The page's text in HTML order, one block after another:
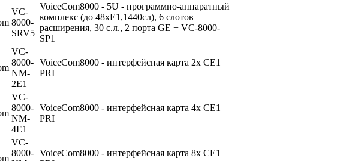
VC-
8000-
SRV5
VoiceCom8000 - 5U - программно-аппаратный
комплекс (до 48xE1,1440сл), 6 слотов
расширения, 30 с.л., 2 порта GE + VC-8000-
SP1
VC-
8000-
NM-
2E1
VoiceCom8000 - интерфейсная карта 2x CE1
PRI
VC-
8000-
NM-
4E1
VoiceCom8000 - интерфейсная карта 4x CE1
PRI
VC-
8000- VoiceCom8000 - интерфейсная карта 8x CE1